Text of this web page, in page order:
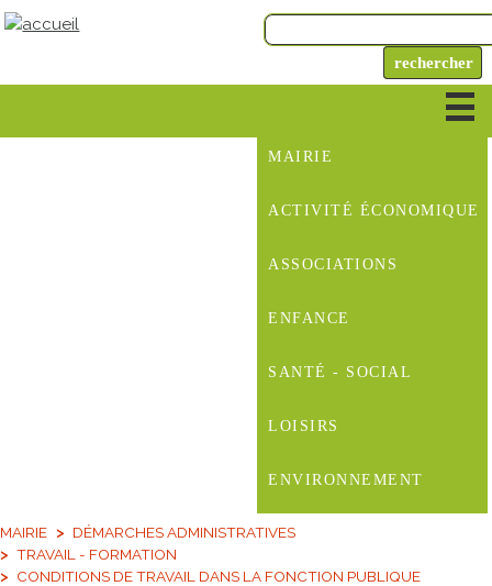
MAIRIE
ACTIVITÉ ÉCONOMIQUE
ASSOCIATIONS
ENFANCE
SANTÉ - SOCIAL
LOISIRS
ENVIRONNEMENT
MAIRIE
DÉMARCHES ADMINISTRATIVES
TRAVAIL - FORMATION
CONDITIONS DE TRAVAIL DANS LA FONCTION PUBLIQUE